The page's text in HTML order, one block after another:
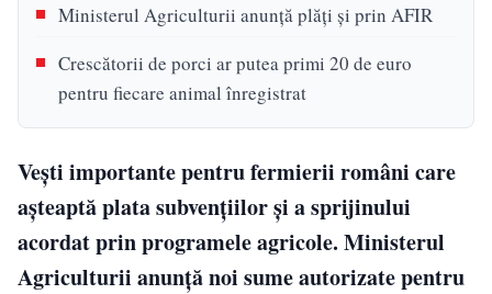
Ministerul Agriculturii anunță plăți și prin AFIR
Crescătorii de porci ar putea primi 20 de euro
pentru fiecare animal înregistrat
Vești importante pentru fermierii români care
așteaptă plata subvențiilor și a sprijinului
acordat prin programele agricole. Ministerul
Agriculturii anunță noi sume autorizate pentru